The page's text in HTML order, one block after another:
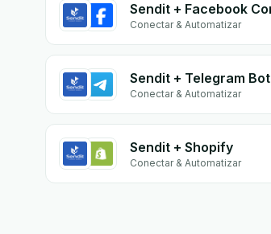
Conectar & Automatizar
Sendit + Telegram Bot
Conectar & Automatizar
Sendit + Shopify
Conectar & Automatizar